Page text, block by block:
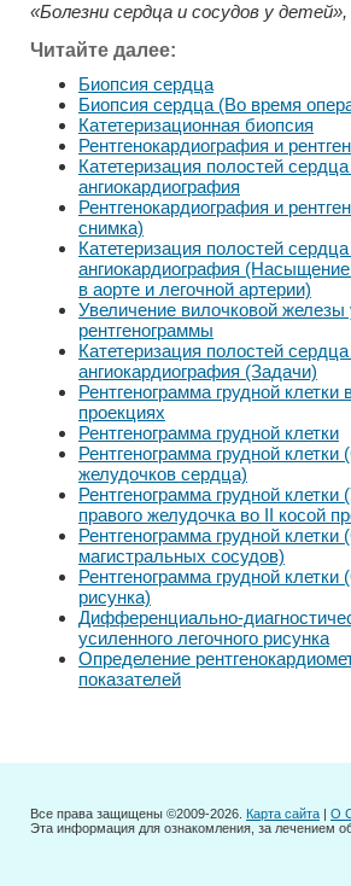
«Болезни сердца и сосудов у
Читайте далее:
Биопсия сердца
Биопсия сердца (Во время
Катетеризационная биопсия
Рентгенокардиография и
Катетеризация полостей
ангиокардиография
Рентгенокардиография и
снимка)
Катетеризация полостей
ангиокардиография
в аорте и легочной артерии)
Увеличение вилочковой
рентгенограммы
Катетеризация полостей
ангиокардиография (Задачи)
Рентгенограмма грудной клетки
проекциях
Рентгенограмма грудной клетки
Рентгенограмма грудной клетки
желудочков сердца)
Рентгенограмма грудной клетки
правого желудочка во II косой
Рентгенограмма грудной клетки
магистральных сосудов)
Рентгенограмма грудной клетки
рисунка)
Дифференциально-
усиленного легочного рисунка
Определение
показателей
Все права защищены ©2009-2026. Карта сайта | О
Эта информация для ознакомления, за лечением